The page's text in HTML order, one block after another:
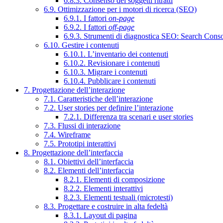
6.9. Ottimizzazione per i motori di ricerca (SEO)
6.9.1. I fattori on-page
6.9.2. I fattori off-page
6.9.3. Strumenti di diagnostica SEO: Search
6.10. Gestire i contenuti
6.10.1. L’inventario dei contenuti
6.10.2. Revisionare i contenuti
6.10.3. Migrare i contenuti
6.10.4. Pubblicare i contenuti
7. Progettazione dell’interazione
7.1. Caratteristiche dell’interazione
7.2. User stories per definire l’interazione
7.2.1. Differenza tra scenari e user stories
7.3. Flussi di interazione
7.4. Wireframe
7.5. Prototipi interattivi
8. Progettazione dell’interfaccia
8.1. Obiettivi dell’interfaccia
8.2. Elementi dell’interfaccia
8.2.1. Elementi di composizione
8.2.2. Elementi interattivi
8.2.3. Elementi testuali (microtesti)
8.3. Progettare e costruire in alta fedeltà
8.3.1. Layout di pagina